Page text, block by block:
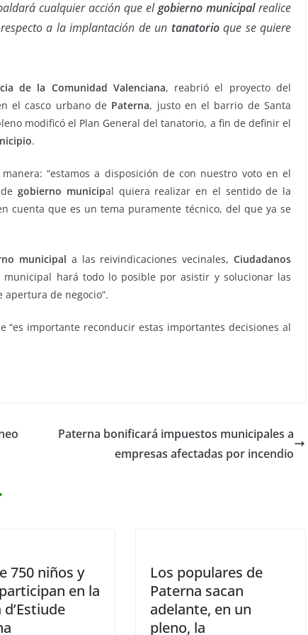
cualquier acción que elgobierno municipalrealice
a la implantación de un tanatorioque se quiere
de la Comunidad Valenciana, reabrió el proyecto del
el casco urbano de Paterna, justo en el barrio de Santa
modificó el Plan General del tanatorio, a fin de definir el
.
“estamos a disposición de con nuestro voto en el
gobierno municipal quiera realizar en el sentido de la
cuenta que es un tema puramente técnico, del que ya se
municipal a las reivindicaciones vecinales,Ciudadanos
hará todo lo posible por asistir y solucionar las
de negocio”.
importante reconducir estas importantes decisiones al
Paterna bonificará impuestos municipales a
empresas afectadas por incendio
750 niños y
en la
d’Estiude
Los populares de
Paterna sacan
adelante, en un
pleno, la